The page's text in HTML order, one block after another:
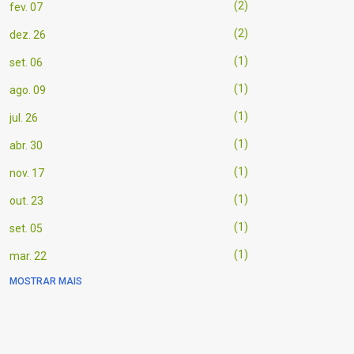
fev. 07 2
dez. 26 2
set. 06 1
ago. 09 1
jul. 26 1
abr. 30 1
nov. 17 1
out. 23 1
set. 05 1
mar. 22 1
mar. 21
MOSTRAR MAIS